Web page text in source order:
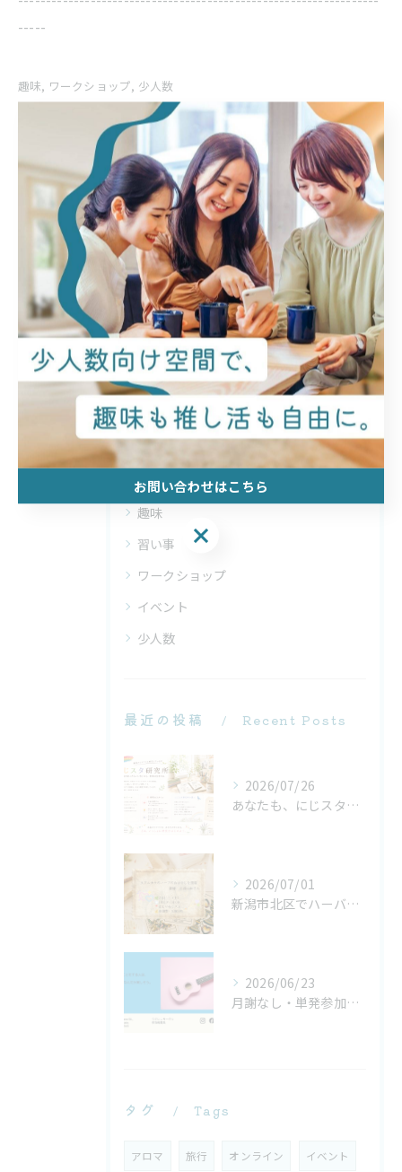
-----
趣味 ワークショップ 少人数
< 前のページ 一覧に戻る 次のページ >
関連タグ
#ウクレレ #ハンドメイド
#ママ会
#レンタルスペース
#シェア会
カテゴリー Categories
全てのカテゴリー
趣味
習い事
ワークショップ
イベント
少人数
最近の投稿 Recent Posts
2026/07/26
あなたも、にじスタ研究員になりませんか？
2026/07/01
新潟市北区でハーバルタロット体験｜大アルカナ22枚を学ぶ単発イベント【にじいろリズム】
2026/06/23
月謝なし・単発参加OK｜大人のためのウクレレサークル
タグ Tags
アロマ 旅行 オンライン イベント
お問い合わせはこちら
お問い合わせはこちら